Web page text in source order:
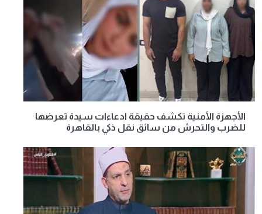
الأجهزة الأمنية تكشف حقيقة ادعاءات سيدة تعرضها
للضرب والتحرش من سائق نقل ذكي بالقاهرة